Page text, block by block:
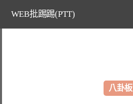
WEB批踢踢(PTT)
八卦板